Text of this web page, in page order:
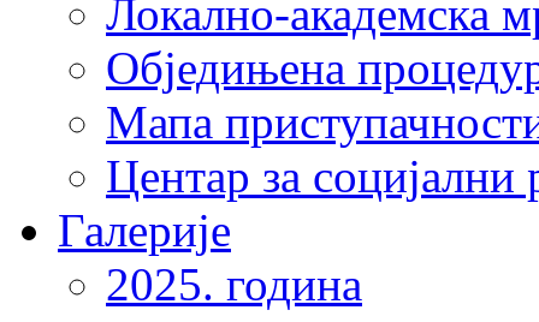
Локално-академска
Обједињена
Мапа
Центар за
Галерије
2025. година